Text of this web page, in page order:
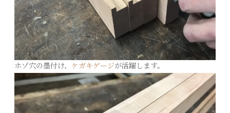
ホゾ穴の墨付け、 ケガキゲージが活躍します。